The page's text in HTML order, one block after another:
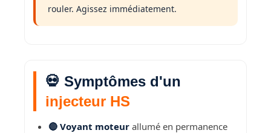
rouler. Agissez immédiatement.
💀 Symptômes d'un
injecteur HS
🔴 Voyant moteur allumé en permanence